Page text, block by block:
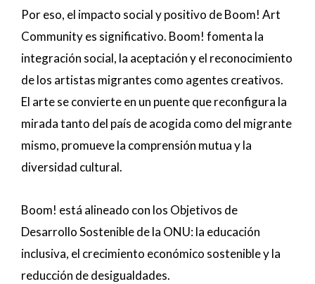
Por eso, el impacto social y positivo de Boom! Art
Community es significativo. Boom! fomenta la
integración social, la aceptación y el reconocimiento
de los artistas migrantes como agentes creativos.
El arte se convierte en un puente que reconfigura la
mirada tanto del país de acogida como del migrante
mismo, promueve la comprensión mutua y la
diversidad cultural.
Boom! está alineado con los Objetivos de
Desarrollo Sostenible de la ONU: la educación
inclusiva, el crecimiento económico sostenible y la
reducción de desigualdades.